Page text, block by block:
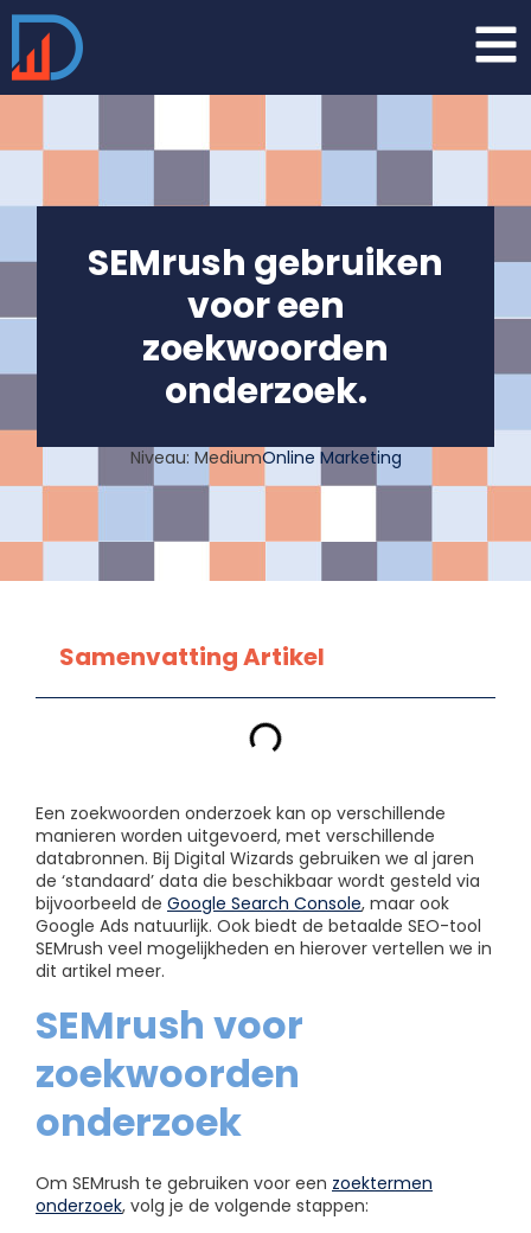
SEMrush gebruiken
voor een
zoekwoorden
onderzoek.
Niveau: MediumOnline Marketing
Samenvatting Artikel
Een zoekwoorden onderzoek kan op verschillende
manieren worden uitgevoerd, met verschillende
databronnen. Bij Digital Wizards gebruiken we al jaren
de ‘standaard’ data die beschikbaar wordt gesteld via
bijvoorbeeld de Google Search Console, maar ook
Google Ads natuurlijk. Ook biedt de betaalde SEO-tool
SEMrush veel mogelijkheden en hierover vertellen we in
dit artikel meer.
SEMrush voor
zoekwoorden
onderzoek
Om SEMrush te gebruiken voor een zoektermen
onderzoek, volg je de volgende stappen: